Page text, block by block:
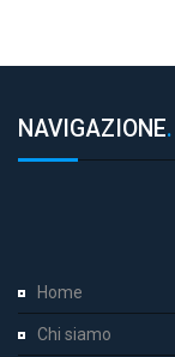
NAVIGAZIONE.
Home
Chi siamo